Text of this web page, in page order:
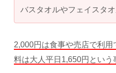
バスタオルやフェイスタ
2,000円は食事や売店で利
料は大人平日1,650円という